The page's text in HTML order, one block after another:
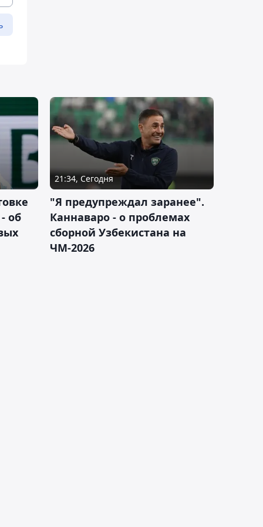
об
21:34, Сегодня
"Я предупреждал заранее".
Каннаваро - о проблемах
сборной Узбекистана на
ЧМ-2026